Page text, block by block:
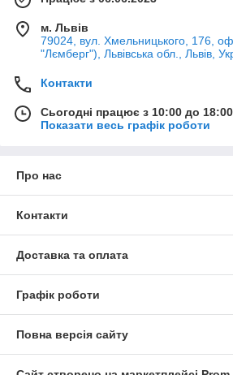
м. Львів
79024, вул. Хмельницького, 176,
"Лємберг"), Львівська обл., Львів,
Контакти
Сьогодні працює з 10:00 до 18:00
Показати весь графік роботи
Про нас
Контакти
Доставка та оплата
Графік роботи
Повна версія сайту